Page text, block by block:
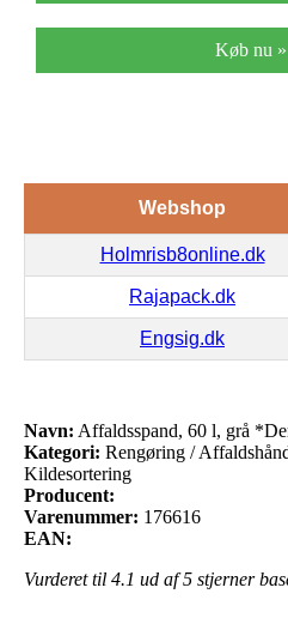
Køb nu »
Webshop
Holmrisb8online.dk
Rajapack.dk
Engsig.dk
Navn: Affaldsspand, 60 l, grå
Kategori: Rengøring /
Kildesortering
Producent:
Varenummer: 176616
EAN:
Vurderet til 4.1 ud af 5 stjerner